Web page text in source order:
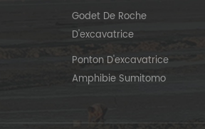
Godet De Roche
D'excavatrice
Ponton D'excavatrice
Amphibie Sumitomo